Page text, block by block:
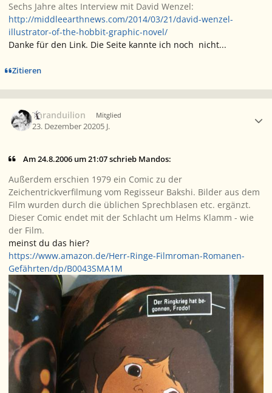
Sechs Jahre altes Interview mit David Wenzel:
http://middleearthnews.com/2014/03/21/david-wenzel-
illustrator-of-the-hobbit-graphic-novel/
Danke für den Link. Die Seite kannte ich noch nicht...
Zitieren
Thranduilion Mitglied
23. Dezember 20205 J.
Am 24.8.2006 um 21:07 schrieb Mandos:
Außerdem erschien 1979 ein Comic zu der
Zeichentrickverfilmung vom Regisseur Bakshi. Bilder aus dem
Film wurden durch die üblichen Sprechblasen etc. ergänzt.
Dieser Comic endet mit der Schlacht um Helms Klamm - wie
der Film.
meinst du das hier?
https://www.amazon.de/Herr-Ringe-Filmroman-Romanen-
Gefährten/dp/B0043SMA1M